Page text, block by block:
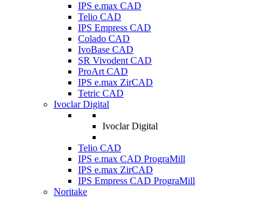
IPS e.max CAD
Telio CAD
IPS Empress CAD
Colado CAD
IvoBase CAD
SR Vivodent CAD
ProArt CAD
IPS e.max ZirCAD
Tetric CAD
Ivoclar Digital
Ivoclar Digital
Telio CAD
IPS e.max CAD PrograMill
IPS e.max ZirCAD
IPS Empress CAD PrograMill
Noritake